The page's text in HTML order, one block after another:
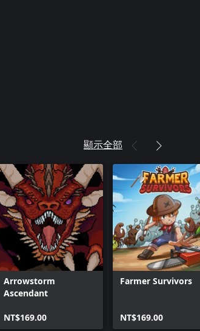
顯示全部
Arrowstorm
Ascendant
NT$169.00
Farmer Survivors
NT$169.00